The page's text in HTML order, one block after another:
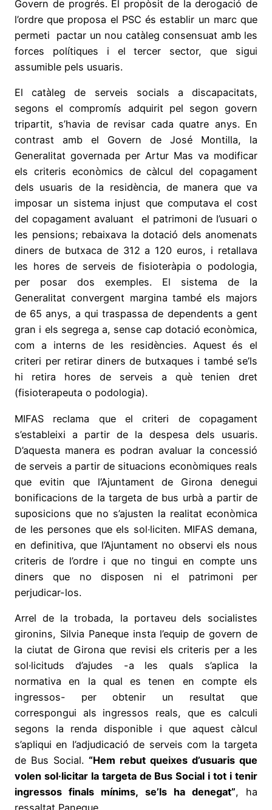
Govern de progrés. El propòsit de la derogació de
l’ordre que proposa el PSC és establir un marc que
permeti pactar un nou catàleg consensuat amb les
forces polítiques i el tercer sector, que sigui
assumible pels usuaris.
El catàleg de serveis socials a discapacitats,
segons el compromís adquirit pel segon govern
tripartit, s’havia de revisar cada quatre anys. En
contrast amb el Govern de José Montilla, la
Generalitat governada per Artur Mas va modificar
els criteris econòmics de càlcul del copagament
dels usuaris de la residència, de manera que va
imposar un sistema injust que computava el cost
del copagament avaluant el patrimoni de l’usuari o
les pensions; rebaixava la dotació dels anomenats
diners de butxaca de 312 a 120 euros, i retallava
les hores de serveis de fisioteràpia o podologia,
per posar dos exemples. El sistema de la
Generalitat convergent margina també els majors
de 65 anys, a qui traspassa de dependents a gent
gran i els segrega a, sense cap dotació econòmica,
com a interns de les residències. Aquest és el
criteri per retirar diners de butxaques i també se’ls
hi retira hores de serveis a què tenien dret
(fisioterapeuta o podologia).
MIFAS reclama que el criteri de copagament
s’estableixi a partir de la despesa dels usuaris.
D’aquesta manera es podran avaluar la concessió
de serveis a partir de situacions econòmiques reals
que evitin que l’Ajuntament de Girona denegui
bonificacions de la targeta de bus urbà a partir de
suposicions que no s’ajusten la realitat econòmica
de les persones que els sol·liciten. MIFAS demana,
en definitiva, que l’Ajuntament no observi els nous
criteris de l’ordre i que no tingui en compte uns
diners que no disposen ni el patrimoni per
perjudicar-los.
Arrel de la trobada, la portaveu dels socialistes
gironins, Silvia Paneque insta l’equip de govern de
la ciutat de Girona que revisi els criteris per a les
sol·licituds d’ajudes -a les quals s’aplica la
normativa en la qual es tenen en compte els
ingressos- per obtenir un resultat que
correspongui als ingressos reals, que es calculi
segons la renda disponible i que aquest càlcul
s’apliqui en l’adjudicació de serveis com la targeta
de Bus Social. “Hem rebut queixes d’usuaris que
volen sol·licitar la targeta de Bus Social i tot i tenir
ingressos finals mínims, se’ls ha denegat”, ha
ressaltat Paneque.